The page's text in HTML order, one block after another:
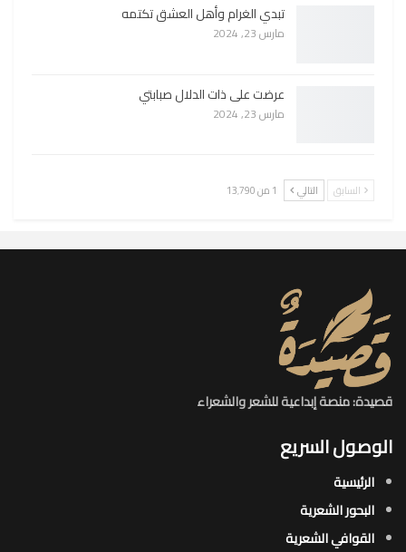
تبدي الغرام وأهل العشق تكتمه
مارس 23, 2024
عرضت على ذات الدلال صبابتي
مارس 23, 2024
السابق التالي 1 من 13٬790
قصيدة: منصة إبداعية للشعر والشعراء
الوصول السريع
الرئيسية
البحور الشعرية​
القوافي الشعرية​